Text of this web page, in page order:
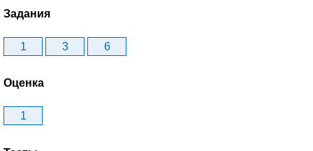
Задания
1 3 6
Оценка
1